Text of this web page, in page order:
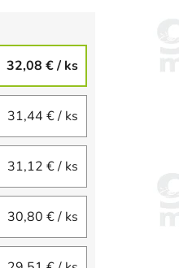
32,08 €/ ks
31,44 €/ ks
31,12 €/ ks
30,80 €/ ks